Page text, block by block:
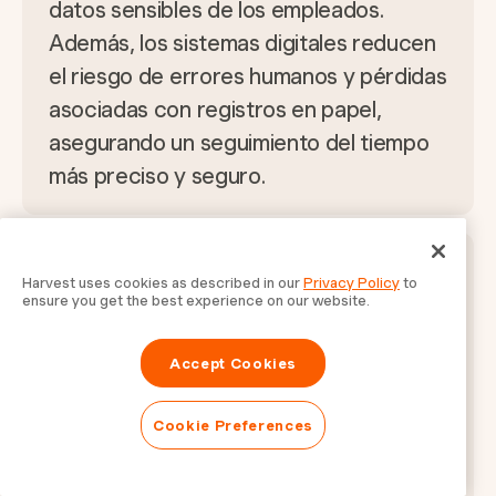
datos sensibles de los empleados.
Además, los sistemas digitales reducen
el riesgo de errores humanos y pérdidas
asociadas con registros en papel,
asegurando un seguimiento del tiempo
más preciso y seguro.
¿Qué industrias se benefician
más de las hojas de tiempo
automatizadas?
Industrias como la construcción, la
atención médica y la consultoría se
benefician significativamente de las
Harvest uses cookies as described in ourPrivacy Policyto
ensure you get the best experience on our website.
Accept Cookies
Cookie Preferences